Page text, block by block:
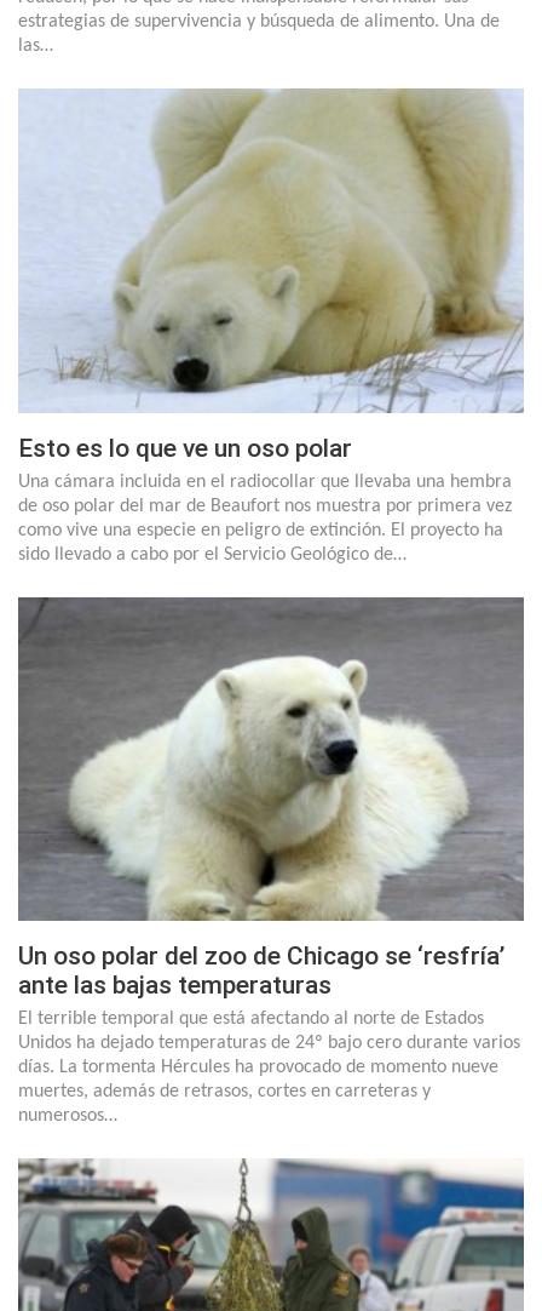
estrategias de supervivencia y búsqueda de alimento. Una de
las…
Esto es lo que ve un oso polar
Una cámara incluida en el radiocollar que llevaba una hembra
de oso polar del mar de Beaufort nos muestra por primera vez
como vive una especie en peligro de extinción. El proyecto ha
sido llevado a cabo por el Servicio Geológico de…
Un oso polar del zoo de Chicago se ‘resfría’
ante las bajas temperaturas
El terrible temporal que está afectando al norte de Estados
Unidos ha dejado temperaturas de 24º bajo cero durante varios
días. La tormenta Hércules ha provocado de momento nueve
muertes, además de retrasos, cortes en carreteras y
numerosos…